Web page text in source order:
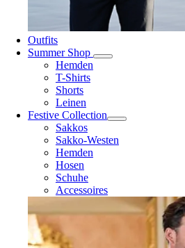
Outfits
Summer Shop
Hemden
T-Shirts
Shorts
Leinen
Festive Collection
Sakkos
Sakko-Westen
Hemden
Hosen
Schuhe
Accessoires